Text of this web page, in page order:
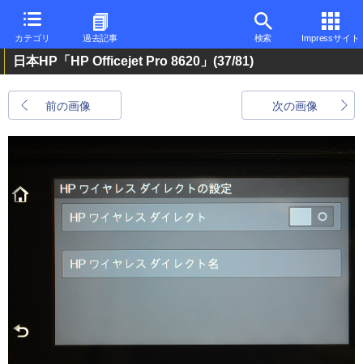
カテゴリ 過去記事 検索 Impressサイト
日本HP「HP Officejet Pro 8620」 (37/81)
前の画像 次の画像